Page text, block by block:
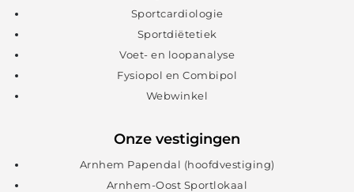
Sportcardiologie
Sportdiëtetiek
Voet- en loopanalyse
Fysiopol en Combipol
Webwinkel
Onze vestigingen
Arnhem Papendal (hoofdvestiging)
Arnhem-Oost Sportlokaal